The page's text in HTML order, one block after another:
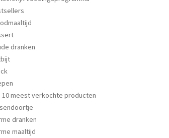
dranken
10 meest verkochte producten
dranken
maaltijd